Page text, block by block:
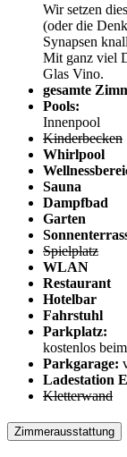
Wir setzen
(oder die
Synapsen
Mit ganz viel
Glas Vino.
gesamte
Pools:
Innenpool
Kinderbecken
Whirlpool
Sauna
Dampfbad
Garten
Spielplatz
WLAN
Restaurant
Hotelbar
Fahrstuhl
Parkplatz:
kostenlos
Parkgarage:
Ladestation
Kletterwand
Zimmerausstattung